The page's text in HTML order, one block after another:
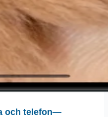
och telefon—